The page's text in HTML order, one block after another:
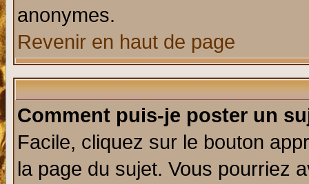
anonymes.
Revenir en haut de page
Comment puis-je poster un
Facile, cliquez sur le bouton
la page du sujet. Vous pourriez